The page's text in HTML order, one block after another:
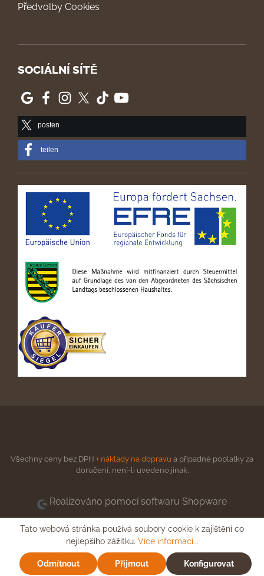
Předvolby Cookies
SOCIÁLNÍ SÍTĚ
posten
teilen
Všechny ceny bez DPH + náklady na dopravu a případné poplatky za
doručení, není-li uvedeno jinak.
Realizováno pomocí softwaru Shopware
Tato webová stránka používá soubory cookie k zajištění co
nejlepšího zážitku. Více informací...
Odmítnout Přijmout Konfigurovat